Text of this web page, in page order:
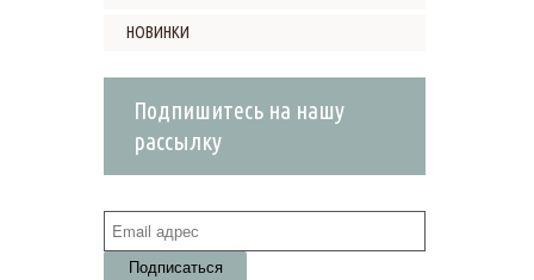
НОВИНКИ
Подпишитесь на нашу
рассылку